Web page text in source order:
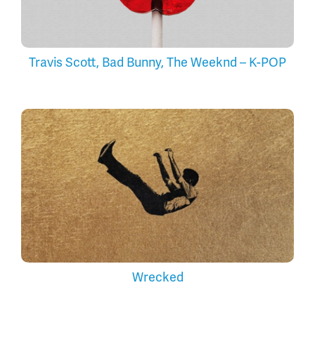
Travis Scott, Bad Bunny, The Weeknd – K-POP
Wrecked